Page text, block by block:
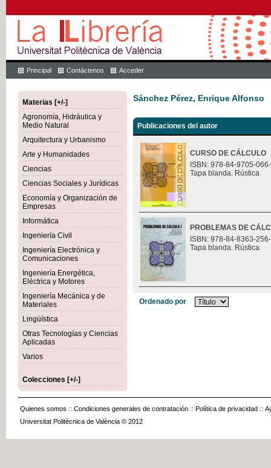
Principal Contáctenos Acceder
Materias [+/-]
Agronomía, Hidráulica y
Medio Natural
Arquitectura y Urbanismo
Arte y Humanidades
Ciencias
Ciencias Sociales y Jurídicas
Economía y Organización de
Empresas
Informática
Ingeniería Civil
Ingeniería Electrónica y
Comunicaciones
Ingeniería Energética,
Eléctrica y Motores
Ingeniería Mecánica y de
Materiales
Lingüística
Otras Tecnologías y Ciencias
Aplicadas
Varios
Colecciones [+/-]
Sánchez Pérez, Enrique Alfonso
Publicaciones del autor
CURSO DE CÁLCULO
ISBN: 978-84-9705-
Tapa blanda. Rústica
PROBLEMAS DE
ISBN: 978-84-8363-
Tapa blanda. Rústica
Ordenado por
Quienes somos :: Condiciones generales de contratación :: Política de privacidad ::
Universitat Politècnica de València © 2012